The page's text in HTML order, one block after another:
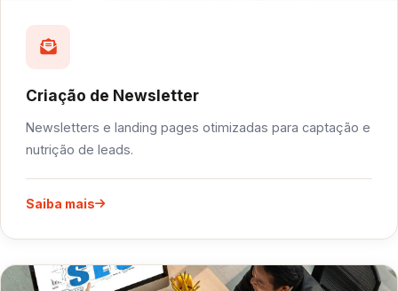
Criação de Newsletter
Newsletters e landing pages otimizadas para captação e
nutrição de leads.
Saiba mais